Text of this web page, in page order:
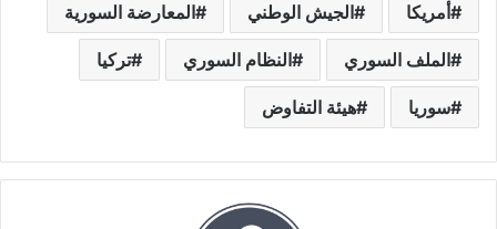
أمريكا الجيش الوطني المعارضة السورية
الملف السوري النظام السوري تركيا
سوريا هيئة التفاوض